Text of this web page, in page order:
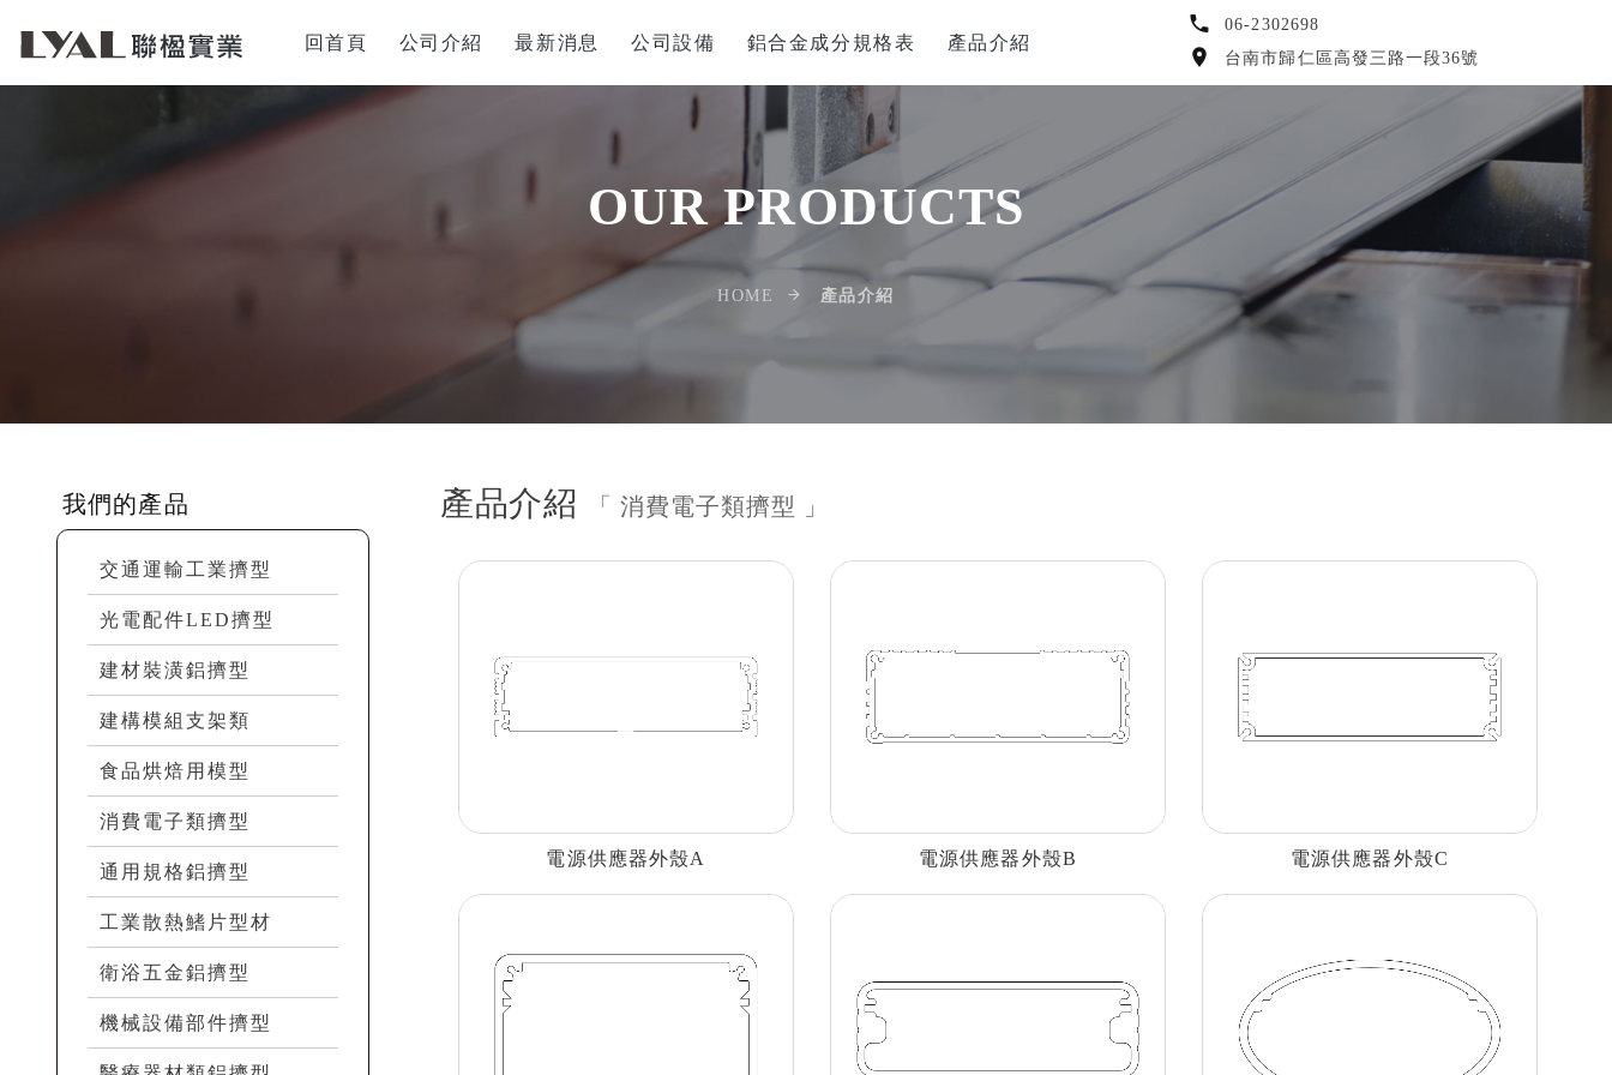
06-2302698
台南市歸仁區高發三路一段36號
回首頁 公司介紹 最新消息 公司設備 鋁合金成分規格表 產品介紹
OUR PRODUCTS
HOME 產品介紹
我們的產品
交通運輸工業擠型
光電配件LED擠型
建材裝潢鋁擠型
建構模組支架類
食品烘焙用模型
消費電子類擠型
通用規格鋁擠型
工業散熱鰭片型材
衛浴五金鋁擠型
機械設備部件擠型
產品介紹 「 消費電子類擠型 」
電源供應器外殼A 電源供應器外殼B 電源供應器外殼C